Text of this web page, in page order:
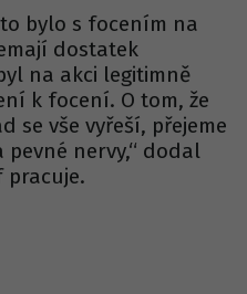
bylo s focením na
dostatek
na akci legitimně
k focení. O tom, že
se vše vyřeší, přejeme
nervy,“ dodal
pracuje.